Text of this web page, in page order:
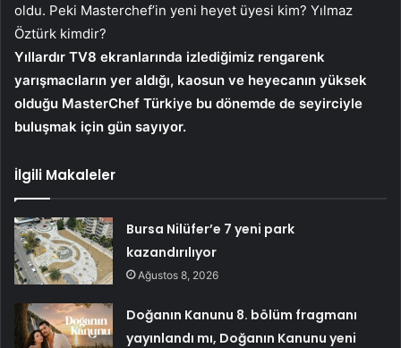
oldu. Peki Masterchef’in yeni heyet üyesi kim? Yılmaz
Öztürk kimdir?
Yıllardır TV8 ekranlarında izlediğimiz rengarenk
yarışmacıların yer aldığı, kaosun ve heyecanın yüksek
olduğu MasterChef Türkiye bu dönemde de seyirciyle
buluşmak için gün sayıyor.
İlgili Makaleler
Bursa Nilüfer’e 7 yeni park
kazandırılıyor
Ağustos 8, 2026
Doğanın Kanunu 8. bölüm fragmanı
yayınlandı mı, Doğanın Kanunu yeni